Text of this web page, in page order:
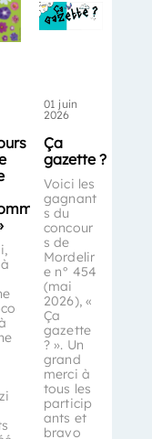
01 juin
2026
Ça
gazette ?
Voici les
gagnant
s du
concour
s de
Mordelir
e n° 454
(mai
2026), «
Ça
gazette
? ». Un
grand
merci à
tous les
particip
ants et
bravo